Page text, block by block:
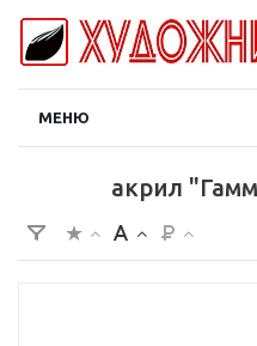
МЕНЮ
акрил